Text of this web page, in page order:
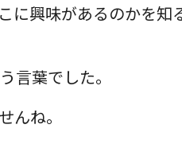
に興味があるのかを知
言葉でした。
んね。